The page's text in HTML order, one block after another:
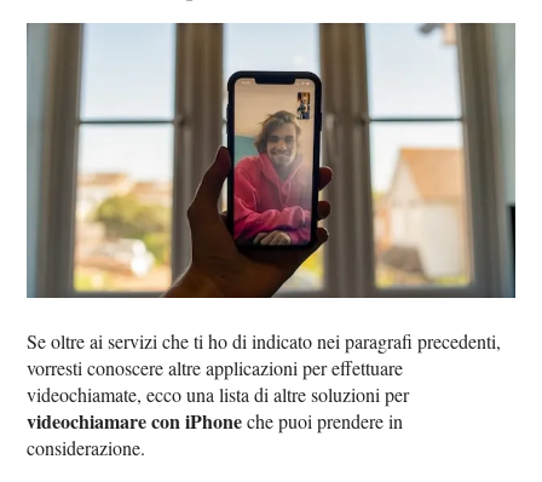
Se oltre ai servizi che ti ho di indicato nei paragrafi precedenti,
vorresti conoscere altre applicazioni per effettuare
videochiamate, ecco una lista di altre soluzioni per
videochiamare con iPhoneche puoi prendere in
considerazione.